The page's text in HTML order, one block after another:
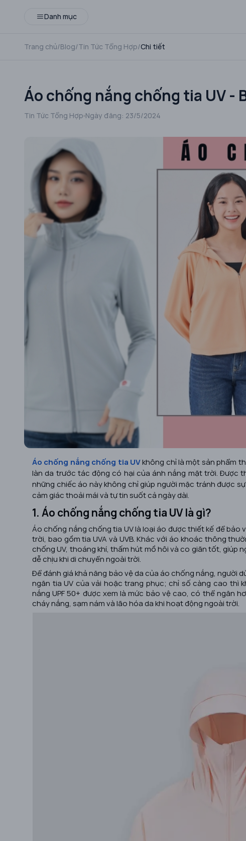
Danh mục
Trang chủ/Blog/Tin Tức Tổng Hợp/Chi tiết
Áo chống nắng chống tia UV -
Tin Tức Tổng Hợp Ngày đăng: 23/5/2024
Áo chống nắng chống tia UVkhông chỉ là một sản phẩm
làn da trước tác động có hại của ánh nắng mặt trời. Được
những chiếc áo này không chỉ giúp người mặc tránh được
cảm giác thoải mái và tự tin suốt cả ngày dài.
1. Áo chống nắng chống tia UV là gì?
Áo chống nắng chống tia UV là loại áo được thiết kế để
trời, bao gồm tia UVA và UVB. Khác với áo khoác thông
chống UV, thoáng khí, thấm hút mồ hôi và co giãn tốt, giúp
dễ chịu khi di chuyển ngoài trời.
Để đánh giá khả năng bảo vệ da của áo chống nắng, người
ngăn tia UV của vải hoặc trang phục; chỉ số càng cao thì
nắng UPF 50+ được xem là mức bảo vệ cao, có thể ngăn
cháy nắng, sạm nám và lão hóa da khi hoạt động ngoài trời.